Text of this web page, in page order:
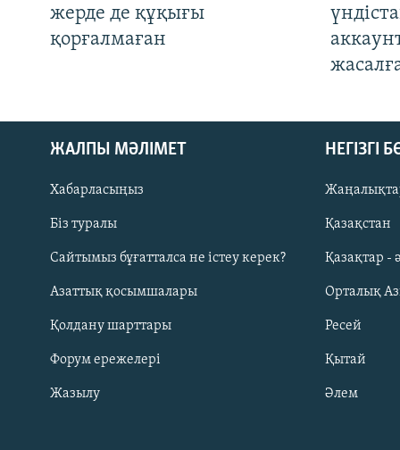
Русский
ЖАЗЫЛЫҢЫЗ
жерде де құқығы
қорғалмаған
ЖАЛПЫ МӘЛІМЕТ
Хабарласыңыз
Біз туралы
Сайтымыз бұғатталса не істеу керек?
Азаттық қосымшалары
Қолдану шарттары
Форум ережелері
Жазылу
НЕГІЗГІ
Қазақстан
Қазақтар -
Орталық
Ресей
Қытай
Әлем